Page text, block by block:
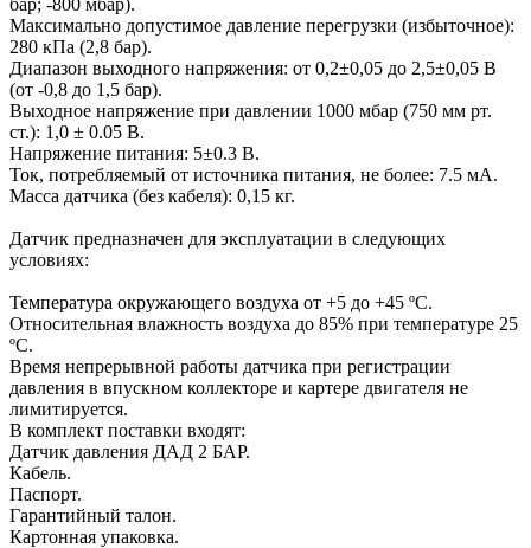
Максимально допустимое давление перегрузки (избыточное):
280 кПа (2,8 бар).
Диапазон выходного напряжения: от 0,2±0,05 до 2,5±0,05 В
(от -0,8 до 1,5 бар).
Выходное напряжение при давлении 1000 мбар (750 мм рт.
ст.): 1,0 ± 0.05 В.
Напряжение питания: 5±0.3 В.
Ток, потребляемый от источника питания, не более: 7.5 мА.
Масса датчика (без кабеля): 0,15 кг.
Датчик предназначен для эксплуатации в следующих
условиях:
Температура окружающего воздуха от +5 до +45 ºС.
Относительная влажность воздуха до 85% при температуре 25
ºС.
Время непрерывной работы датчика при регистрации
давления в впускном коллекторе и картере двигателя не
лимитируется.
В комплект поставки входят:
Датчик давления ДАД 2 БАР.
Кабель.
Паспорт.
Гарантийный талон.
Картонная упаковка.